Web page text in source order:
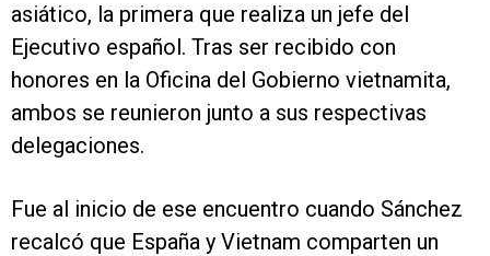
asiático, la primera que realiza un jefe del
Ejecutivo español. Tras ser recibido con
honores en la Oficina del Gobierno vietnamita,
ambos se reunieron junto a sus respectivas
delegaciones.
Fue al inicio de ese encuentro cuando Sánchez
recalcó que España y Vietnam comparten un